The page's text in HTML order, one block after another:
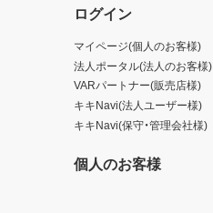
ログイン
マイページ(個人のお客様)
法人ポータル(法人のお客様)
VARパートナー(販売店様)
キキNavi(法人ユーザー様)
キキNavi(保守・管理会社様)
個人のお客様